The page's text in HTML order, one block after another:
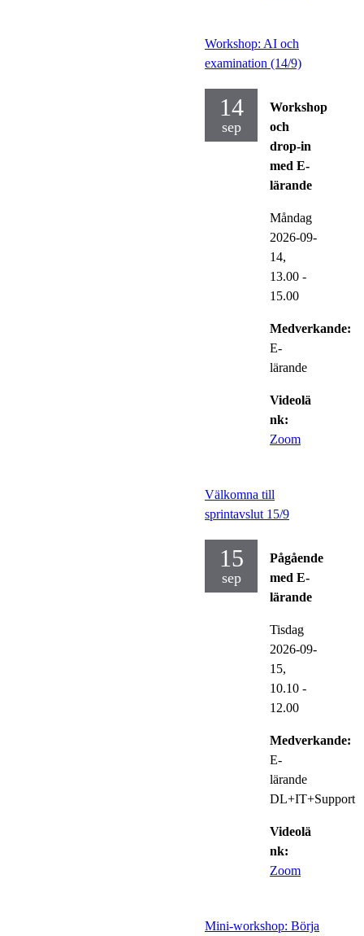
Workshop: AI och
examination (14/9)
14
sep
Workshop
och
drop-in
med E-
lärande
Måndag
2026-09-
14,
13.00 -
15.00
Medverkande:
E-
lärande
Videolä
nk:
Zoom
Välkomna till
sprintavslut 15/9
15
sep
Pågående
med E-
lärande
Tisdag
2026-09-
15,
10.10 -
12.00
Medverkande:
E-
lärande
DL+IT+Support
Videolä
nk:
Zoom
Mini-workshop: Börja